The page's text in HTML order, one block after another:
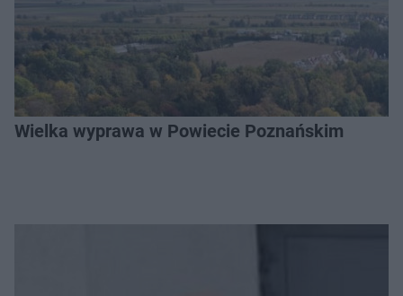
Wielka wyprawa w Powiecie Poznańskim